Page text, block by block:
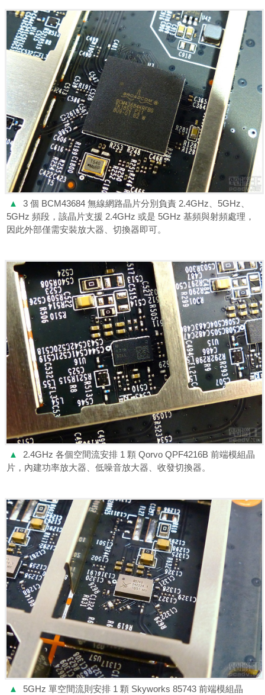
▲
3 個 BCM43684 無線網路晶片分別負責 2.4GHz、5GHz、
5GHz 頻段，該晶片支援 2.4GHz 或是 5GHz 基頻與射頻處理，
因此外部僅需安裝放大器、切換器即可。
▲
2.4GHz 各個空間流安排 1 顆 Qorvo QPF4216B 前端模組晶
片，內建功率放大器、低噪音放大器、收發切換器。
▲
5GHz 單空間流則安排 1 顆 Skyworks 85743 前端模組晶